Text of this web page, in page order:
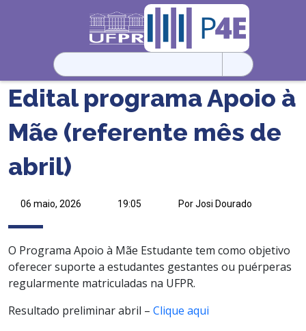
Pesquisar
por:
Edital programa Apoio à
Mãe (referente mês de
abril)
06 maio, 2026 19:05 Por Josi Dourado
O Programa Apoio à Mãe Estudante tem como objetivo
oferecer suporte a estudantes gestantes ou puérperas
regularmente matriculadas na UFPR.
Resultado preliminar abril – Clique aqui